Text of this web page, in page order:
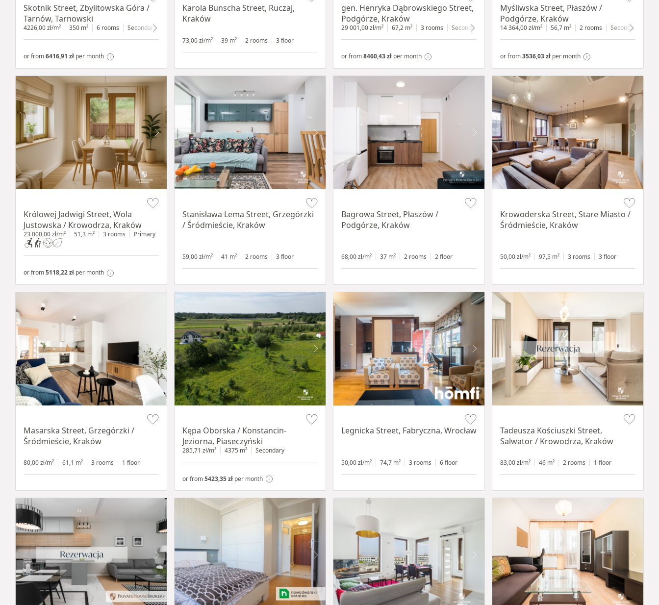
Skotnik Street, Zbylitowska Góra /
Tarnów, Tarnowski
4226,00 zł/m² 350 m² 6 rooms Secondary
or from6416,91 zł per month
Karola Bunscha Street, Ruczaj,
Kraków
73,00 zł/m² 39 m² 2 rooms 3 floor
gen. Henryka Dąbrowskiego Street,
Podgórze, Kraków
29 001,00 zł/m² 67,2 m² 3 rooms Secondary 3 floor
or from8460,43 zł per month
Myśliwska Street, Płaszów /
Podgórze, Kraków
14 364,00 zł/m² 56,7 m² 2 rooms Secondary
or from3536,03 zł per month
Królowej Jadwigi Street, Wola
Justowska / Krowodrza, Kraków
23 000,00 zł/m² 51,3 m² 3 rooms Primary
or from5118,22 zł per month
Stanisława Lema Street, Grzegórzki
/ Śródmieście, Kraków
59,00 zł/m² 41 m² 2 rooms 3 floor
Bagrowa Street, Płaszów /
Podgórze, Kraków
68,00 zł/m² 37 m² 2 rooms 2 floor
Krowoderska Street, Stare Miasto /
Śródmieście, Kraków
50,00 zł/m² 97,5 m² 3 rooms 3 floor
Masarska Street, Grzegórzki /
Śródmieście, Kraków
80,00 zł/m² 61,1 m² 3 rooms 1 floor
Kępa Oborska / Konstancin-
Jeziorna, Piaseczyński
285,71 zł/m² 4375 m² Secondary
or from5423,35 zł per month
Legnicka Street, Fabryczna, Wrocław
50,00 zł/m² 74,7 m² 3 rooms 6 floor
Tadeusza Kościuszki Street,
Salwator / Krowodrza, Kraków
83,00 zł/m² 46 m² 2 rooms 1 floor